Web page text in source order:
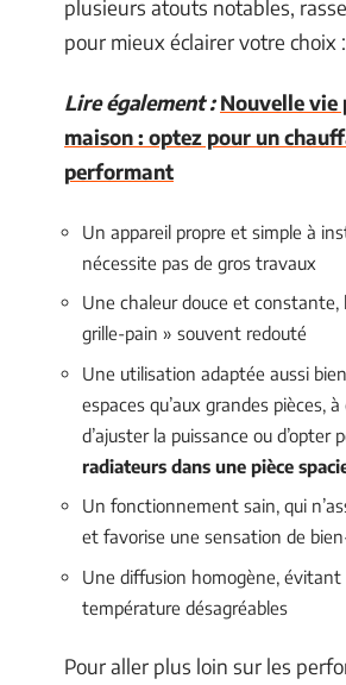
plusieurs atouts notables,
pour mieux éclairer votre choix :
Lire également : Nouvelle vie
maison : optez pour un
performant
Un appareil propre et simple à
nécessite pas de gros travaux
Une chaleur douce et constante,
grille-pain » souvent redouté
Une utilisation adaptée aussi
espaces qu’aux grandes pièces,
d’ajuster la puissance ou d’opter
radiateurs dans une pièce
Un fonctionnement sain, qui
et favorise une sensation de
Une diffusion homogène, évitant
température désagréables
Pour aller plus loin sur les